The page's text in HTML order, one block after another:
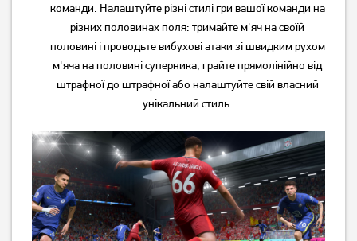
команди. Налаштуйте різні стилі гри вашої команди на
різних половинах поля: тримайте м'яч на своїй
половині і проводьте вибухові атаки зі швидким рухом
м'яча на половині суперника, грайте прямолінійно від
штрафної до штрафної або налаштуйте свій власний
унікальний стиль.